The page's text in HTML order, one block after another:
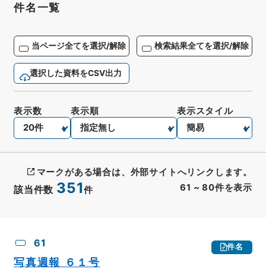
件名一覧
当ページ全てを選択/解除 検索結果全てを選択/解除
選択した資料をCSV出力
該当件数 351件 61 ~ 80件を表示
表示数 表示順 表示スタイル
マークがある場合は、外部サイトへリンクします。
61 件名
写真週報 ６１号